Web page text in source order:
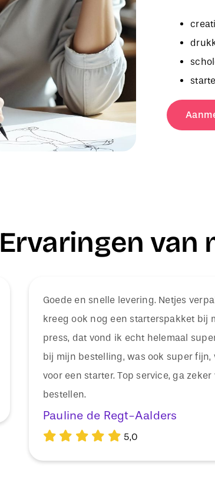
Ervaringen van
Goede en snelle levering. Netjes
kreeg ook nog een starterspakket bij
press, dat vond ik echt helemaal
bij mijn bestelling, was ook super fijn,
voor een starter. Top service, ga zeker
bestellen.
Pauline de Regt-Aalders
5,0